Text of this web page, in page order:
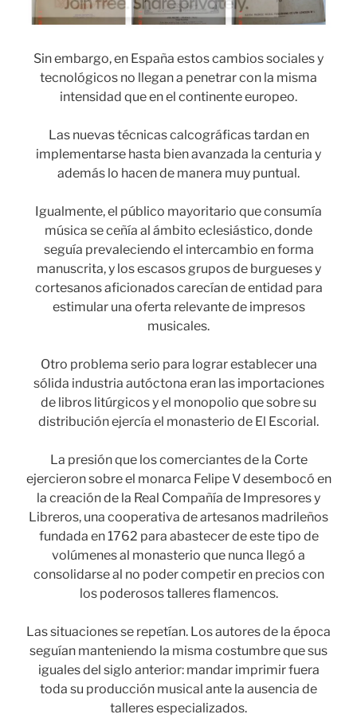
Sin embargo, en España estos cambios sociales y
tecnológicos no llegan a penetrar con la misma
intensidad que en el continente europeo.
Las nuevas técnicas calcográficas tardan en
implementarse hasta bien avanzada la centuria y
además lo hacen de manera muy puntual.
Igualmente, el público mayoritario que consumía
música se ceñía al ámbito eclesiástico, donde
seguía prevaleciendo el intercambio en forma
manuscrita, y los escasos grupos de burgueses y
cortesanos aficionados carecían de entidad para
estimular una oferta relevante de impresos
musicales.
Otro problema serio para lograr establecer una
sólida industria autóctona eran las importaciones
de libros litúrgicos y el monopolio que sobre su
distribución ejercía el monasterio de El Escorial.
La presión que los comerciantes de la Corte
ejercieron sobre el monarca Felipe V desembocó en
la creación de la Real Compañía de Impresores y
Libreros, una cooperativa de artesanos madrileños
fundada en 1762 para abastecer de este tipo de
volúmenes al monasterio que nunca llegó a
consolidarse al no poder competir en precios con
los poderosos talleres flamencos.
Las situaciones se repetían. Los autores de la época
seguían manteniendo la misma costumbre que sus
iguales del siglo anterior: mandar imprimir fuera
toda su producción musical ante la ausencia de
talleres especializados.